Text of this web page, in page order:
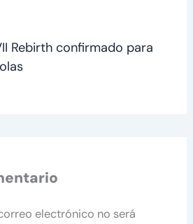
Rebirth confirmado para
electrónico no será